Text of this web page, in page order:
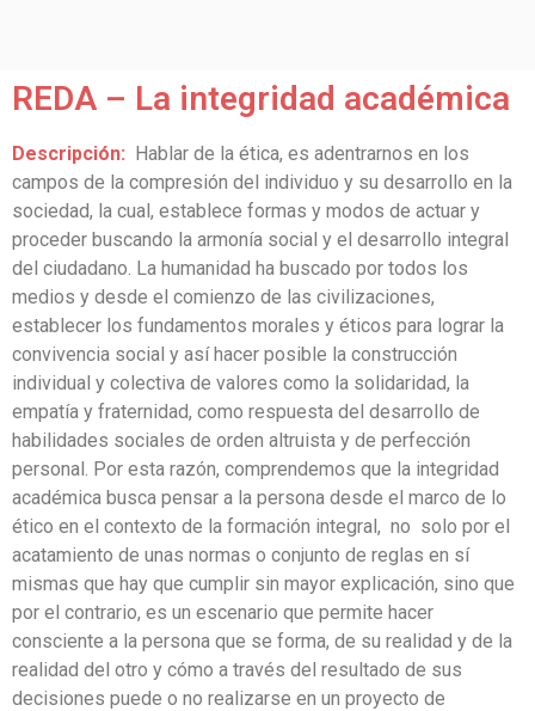
REDA – La integridad académica
Descripción: Hablar de la ética, es adentrarnos en los
campos de la compresión del individuo y su desarrollo en la
sociedad, la cual, establece formas y modos de actuar y
proceder buscando la armonía social y el desarrollo integral
del ciudadano. La humanidad ha buscado por todos los
medios y desde el comienzo de las civilizaciones,
establecer los fundamentos morales y éticos para lograr la
convivencia social y así hacer posible la construcción
individual y colectiva de valores como la solidaridad, la
empatía y fraternidad, como respuesta del desarrollo de
habilidades sociales de orden altruista y de perfección
personal. Por esta razón, comprendemos que la integridad
académica busca pensar a la persona desde el marco de lo
ético en el contexto de la formación integral, no solo por el
acatamiento de unas normas o conjunto de reglas en sí
mismas que hay que cumplir sin mayor explicación, sino que
por el contrario, es un escenario que permite hacer
consciente a la persona que se forma, de su realidad y de la
realidad del otro y cómo a través del resultado de sus
decisiones puede o no realizarse en un proyecto de